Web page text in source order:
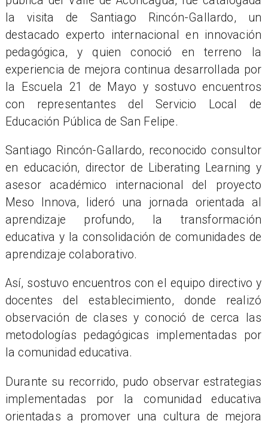
la visita de Santiago Rincón-Gallardo, un
destacado experto internacional en innovación
pedagógica, y quien conoció en terreno la
experiencia de mejora continua desarrollada por
la Escuela 21 de Mayo y sostuvo encuentros
con representantes del Servicio Local de
Educación Pública de San Felipe.
Santiago Rincón-Gallardo, reconocido consultor
en educación, director de Liberating Learning y
asesor académico internacional del proyecto
Meso Innova, lideró una jornada orientada al
aprendizaje profundo, la transformación
educativa y la consolidación de comunidades de
aprendizaje colaborativo.
Así, sostuvo encuentros con el equipo directivo y
docentes del establecimiento, donde realizó
observación de clases y conoció de cerca las
metodologías pedagógicas implementadas por
la comunidad educativa.
Durante su recorrido, pudo observar estrategias
implementadas por la comunidad educativa
orientadas a promover una cultura de mejora